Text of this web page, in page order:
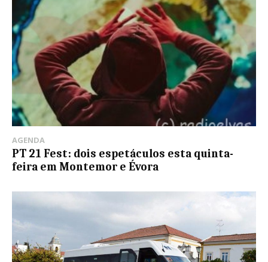
AGENDA
PT 21 Fest: dois espetáculos esta quinta-
feira em Montemor e Évora